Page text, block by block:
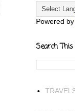
Powered by
Search This